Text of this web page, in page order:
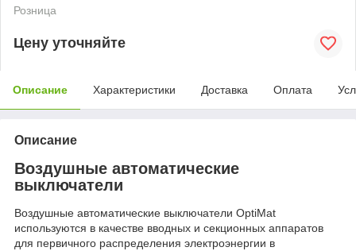
Розница
Цену уточняйте
Описание Характеристики Доставка Оплата
Описание
Воздушные автоматические
выключатели
Воздушные автоматические выключатели OptiMat
используются в качестве вводных и секционных аппаратов
для первичного распределения электроэнергии в